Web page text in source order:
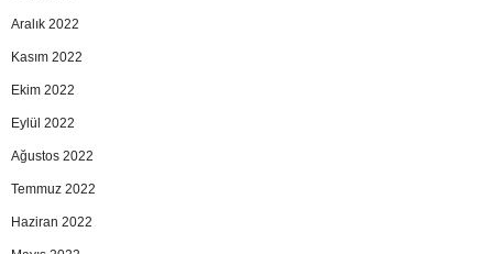
Aralık 2022
Kasım 2022
Ekim 2022
Eylül 2022
Ağustos 2022
Temmuz 2022
Haziran 2022